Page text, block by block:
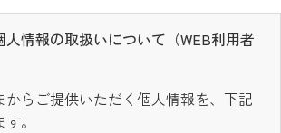
人情報の取扱いについて（WEB利用者
からご提供いただく個人情報を、下記
。